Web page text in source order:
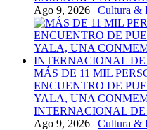
Ago 9, 2026 | Cultura &
MÁS DE 11 MIL
ENCUENTRO DE
YALA, UNA
INTERNACIONAL
Ago 9, 2026 | Cultura &